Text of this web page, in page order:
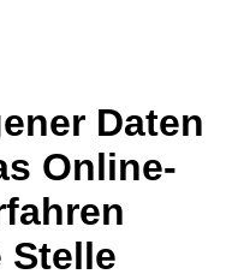
Daten
Online-